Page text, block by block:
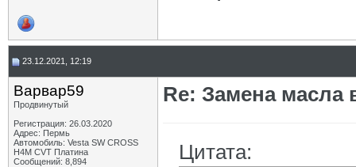
23.12.2021, 12:19
Варвар59
Продвинутый
Регистрация: 26.03.2020
Адрес: Пермь
Автомобиль: Vesta SW CROSS
H4M CVT Платина
Сообщений: 8,894
Re: Замена масла
Цитата: